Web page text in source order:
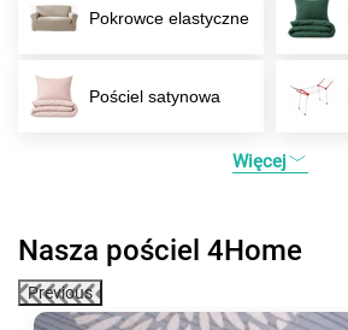
Pokrowce elastyczne
Pościel satynowa
Więcej
Nasza pościel 4Home
Previous